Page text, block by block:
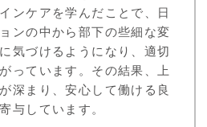
ンケアを学んだことで、日
ンの中から部下の些細な変
気づけるようになり、適切
っています。その結果、上
深まり、安心して働ける良
与しています。